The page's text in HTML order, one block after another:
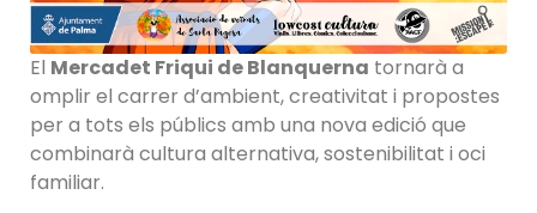
El Mercadet Friqui de Blanquerna tornarà a
omplir el carrer d’ambient, creativitat i propostes
per a tots els públics amb una nova edició que
combinarà cultura alternativa, sostenibilitat i oci
familiar.